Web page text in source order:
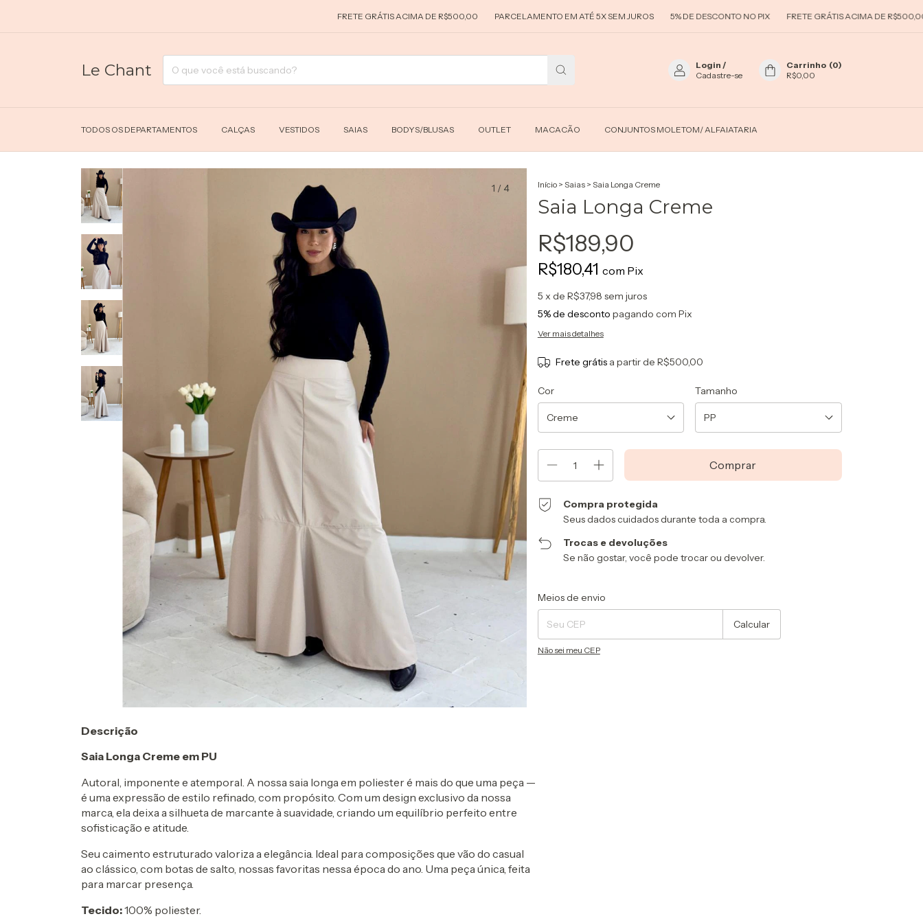
FRETE GRÁTIS ACIMA DE R$500,00 PARCELAMENTO EM ATÉ 5X SEM JUROS 5% DE DESCONTO NO PIX FRETE GRÁTIS ACIMA DE R$500,00
Le Chant Login /
Cadastre-se
Carrinho (0)
R$0,00
TODOS OS DEPARTAMENTOS CALÇAS VESTIDOS SAIAS BODYS/BLUSAS OUTLET MACACÃO CONJUNTOS MOLETOM/ ALFAIATARIA
1 / 4 Início > Saias > Saia Longa Creme
Saia Longa Creme
R$189,90
R$180,41 com Pix
5 x de R$37,98 sem juros
5% de desconto pagando com Pix
Ver mais detalhes
Frete grátis a partir deR$500,00
Cor Tamanho
Compra protegida
Seus dados cuidados durante toda a compra.
Trocas e devoluções
Se não gostar, você pode trocar ou devolver.
Entregas para o CEP:
Meios de envio
Calcular
Não sei meu CEP
Descrição
Saia Longa Creme em PU
Autoral, imponente e atemporal. A nossa saia longa em poliester é mais do que uma peça —
é uma expressão de estilo refinado, com propósito. Com um design exclusivo da nossa
marca, ela deixa a silhueta de marcante à suavidade, criando um equilíbrio perfeito entre
sofisticação e atitude.
Seu caimento estruturado valoriza a elegância. Ideal para composições que vão do casual
ao clássico, com botas de salto, nossas favoritas nessa época do ano. Uma peça única, feita
para marcar presença.
Tecido:100% poliester.